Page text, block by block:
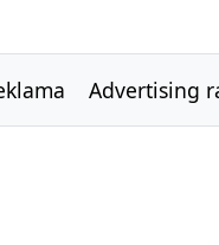
Advertising